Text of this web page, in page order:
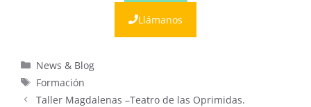
Llámanos
Categorías
News & Blog
Etiquetas
Formación
Taller Magdalenas –Teatro de las Oprimidas.